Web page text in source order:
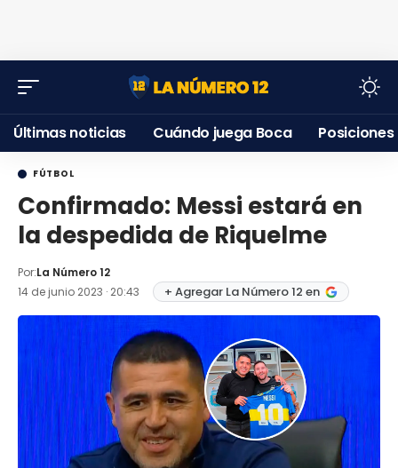
Últimas noticias Cuándo juega Boca Posiciones
FÚTBOL
Confirmado: Messi estará en
la despedida de Riquelme
Por:La Número 12
14 de junio 2023 · 20:43
+ Agregar La Número 12 en